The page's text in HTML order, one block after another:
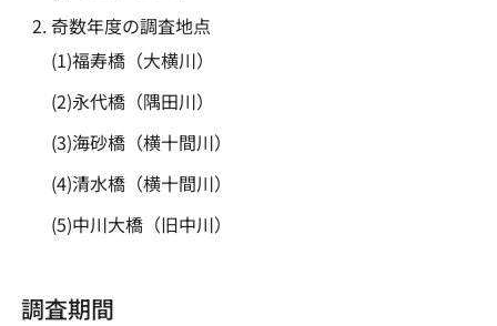
奇数年度の調査地点
(1)福寿橋（大横川）
(2)永代橋（隅田川）
(3)海砂橋（横十間川）
(4)清水橋（横十間川）
(5)中川大橋（旧中川）
調査期間